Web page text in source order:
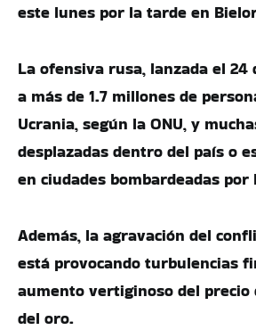
este lunes por la tarde en
La ofensiva rusa, lanzada el
a más de 1.7 millones de
Ucrania, según la ONU, y
desplazadas dentro del país o
en ciudades bombardeadas por
Además, la agravación del
está provocando turbulencias
aumento vertiginoso del precio
del oro.